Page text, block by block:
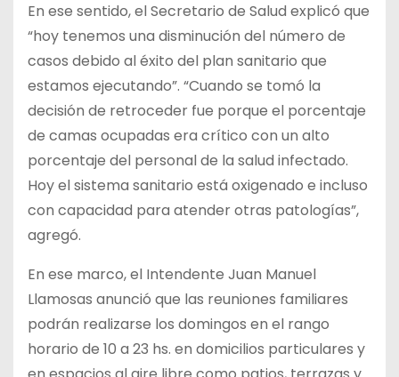
En ese sentido, el Secretario de Salud explicó que
“hoy tenemos una disminución del número de
casos debido al éxito del plan sanitario que
estamos ejecutando”. “Cuando se tomó la
decisión de retroceder fue porque el porcentaje
de camas ocupadas era crítico con un alto
porcentaje del personal de la salud infectado.
Hoy el sistema sanitario está oxigenado e incluso
con capacidad para atender otras patologías”,
agregó.
En ese marco, el Intendente Juan Manuel
Llamosas anunció que las reuniones familiares
podrán realizarse los domingos en el rango
horario de 10 a 23 hs. en domicilios particulares y